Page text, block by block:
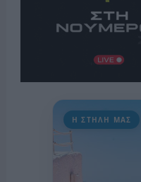
Η ΣΤΗΛΗ ΜΑΣ